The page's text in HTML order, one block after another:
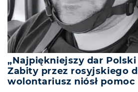
„Najpiękniejszy dar Polski
Zabity przez rosyjskiego
wolontariusz niósł